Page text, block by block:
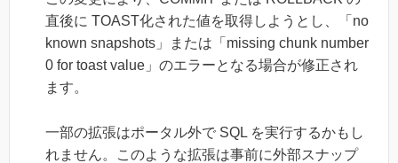
直後に TOAST化された値を取得しようとし、「no
known snapshots」または「missing chunk number
0 for toast value」のエラーとなる場合が修正され
ます。
一部の拡張はポータル外で SQL を実行するかもし
れません。このような拡張は事前に外部スナップ